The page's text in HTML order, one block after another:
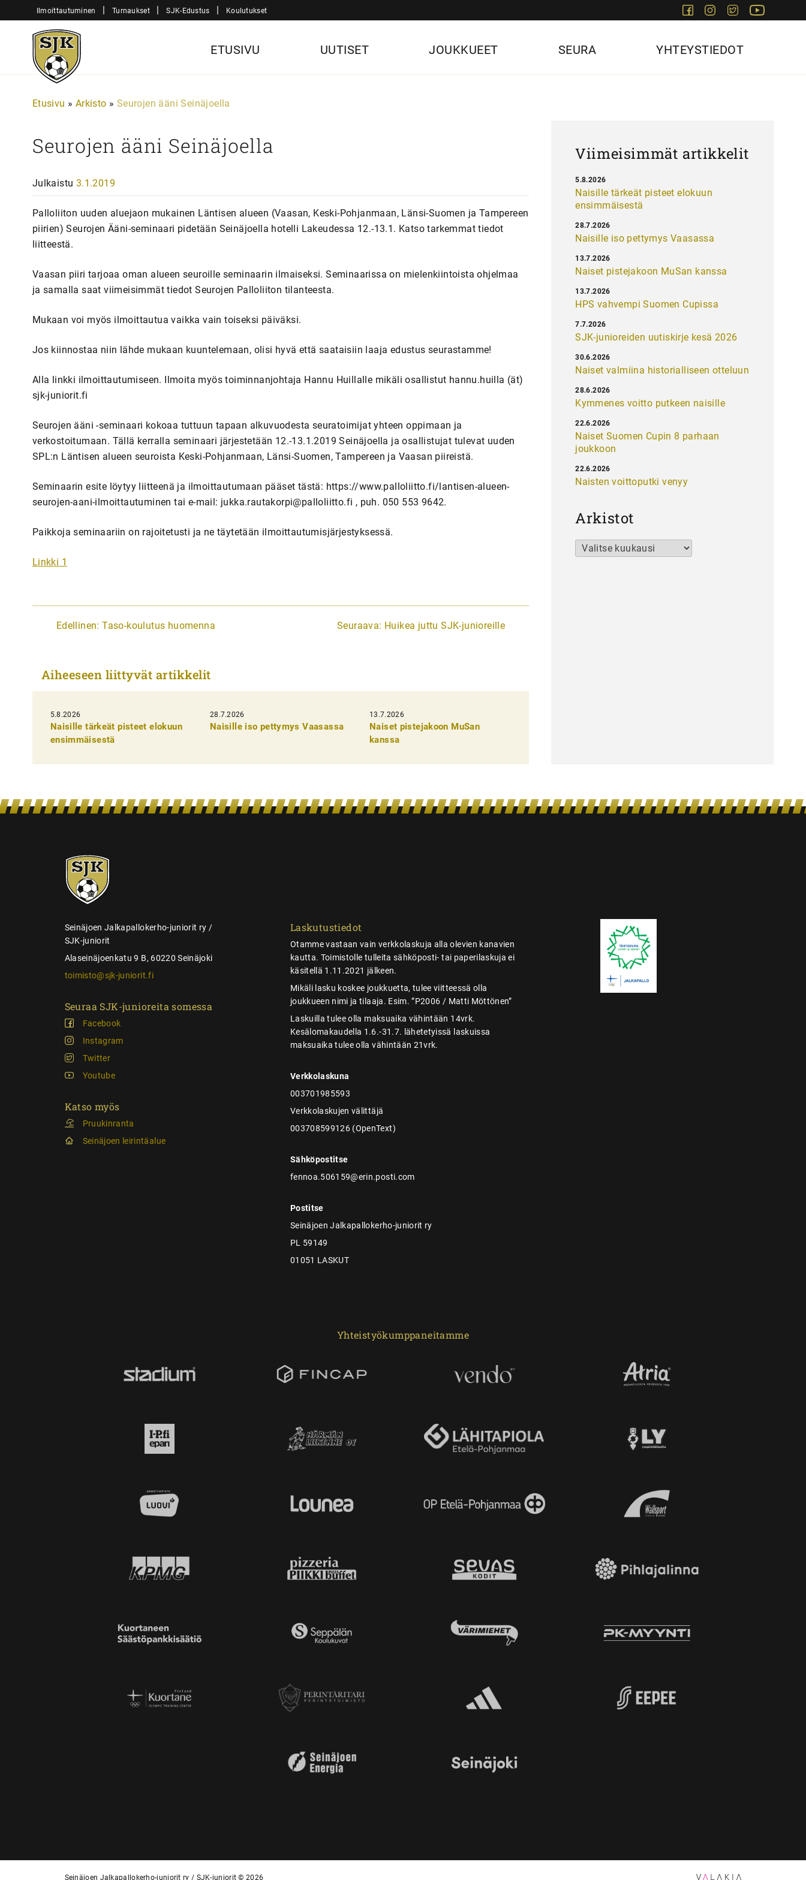
sisältöön
Ilmoittautuminen | Turnaukset | SJK-Edustus | Koulutukset FacebookInstagram
Twitter
Sjk-
Juniorit
ETUSIVU UUTISET JOUKKUEET SEURA YHTEYSTIEDOT
Etusivu » Arkisto » Seurojen ääni Seinäjoella
Seurojen ääni Seinäjoella
Julkaistu 3.1.2019
Palloliiton uuden aluejaon mukainen Läntisen alueen (Vaasan, Keski-Pohjanmaan, Länsi-Suomen ja Tampereen
piirien) Seurojen Ääni-seminaari pidetään Seinäjoella hotelli Lakeudessa 12.-13.1. Katso tarkemmat tiedot
liitteestä.
Vaasan piiri tarjoaa oman alueen seuroille seminaarin ilmaiseksi. Seminaarissa on mielenkiintoista ohjelmaa
ja samalla saat viimeisimmät tiedot Seurojen Palloliiton tilanteesta.
Mukaan voi myös ilmoittautua vaikka vain toiseksi päiväksi.
Jos kiinnostaa niin lähde mukaan kuuntelemaan, olisi hyvä että saataisiin laaja edustus seurastamme!
Alla linkki ilmoittautumiseen. Ilmoita myös toiminnanjohtaja Hannu Huillalle mikäli osallistut hannu.huilla (ät)
sjk-juniorit.fi
Seurojen ääni -seminaari kokoaa tuttuun tapaan alkuvuodesta seuratoimijat yhteen oppimaan ja
verkostoitumaan. Tällä kerralla seminaari järjestetään 12.-13.1.2019 Seinäjoella ja osallistujat tulevat uuden
SPL:n Läntisen alueen seuroista Keski-Pohjanmaan, Länsi-Suomen, Tampereen ja Vaasan piireistä.
Seminaarin esite löytyy liitteenä ja ilmoittautumaan pääset tästä: https://www.palloliitto.fi/lantisen-alueen-
seurojen-aani-ilmoittautuminen tai e-mail: jukka.rautakorpi@palloliitto.fi , puh. 050 553 9642.
Paikkoja seminaariin on rajoitetusti ja ne täytetään ilmoittautumisjärjestyksessä.
Linkki 1
A
i
k
e
n
Edellinen: Taso-koulutus huomenna Seuraava: Huikea juttu SJK-junioreille
Aiheeseen liittyvät artikkelit
5.8.2026
Naisille tärkeät pisteet elokuun
ensimmäisestä
28.7.2026
Naisille iso pettymys Vaasassa
13.7.2026
Naiset pistejakoon MuSan
kanssa
Viimeisimmät artikkelit
Naisille tärkeät pisteet elokuun
ensimmäisestä
5.8.2026
Naisille iso pettymys Vaasassa
28.7.2026
Naiset pistejakoon MuSan kanssa
13.7.2026
HPS vahvempi Suomen Cupissa
13.7.2026
SJK-junioreiden uutiskirje kesä 2026
7.7.2026
Naiset valmiina historialliseen otteluun
30.6.2026
Kymmenes voitto putkeen naisille
28.6.2026
Naiset Suomen Cupin 8 parhaan
joukkoon
22.6.2026
Naisten voittoputki venyy
22.6.2026
Arkistot
Arkistot
SJK-
juniorit
Seinäjoen Jalkapallokerho-juniorit ry /
SJK-juniorit
Alaseinäjoenkatu 9 B, 60220 Seinäjoki
toimisto@sjk-juniorit.fi
Seuraa SJK-junioreita somessa
Facebook
Instagram
Twitter
Youtube
Katso myös
Pruukinranta
Seinäjoen leirintäalue
Laskutustiedot
Otamme vastaan vain verkkolaskuja alla olevien kanavien
kautta. Toimistolle tulleita sähköposti- tai paperilaskuja ei
käsitellä 1.11.2021 jälkeen.
Mikäli lasku koskee joukkuetta, tulee viitteessä olla
joukkueen nimi ja tilaaja. Esim. ”P2006 / Matti Möttönen”
Laskuilla tulee olla maksuaika vähintään 14vrk.
Kesälomakaudella 1.6.-31.7. lähetetyissä laskuissa
maksuaika tulee olla vähintään 21vrk.
Verkkolaskuna
003701985593
Verkkolaskujen välittäjä
003708599126 (OpenText)
Sähköpostitse
fennoa.506159@erin.posti.com
Postitse
Seinäjoen Jalkapallokerho-juniorit ry
PL 59149
01051 LASKUT
Yhteistyökumppaneitamme
Seinäjoen Jalkapallokerho-juniorit ry / SJK-juniorit © 2026